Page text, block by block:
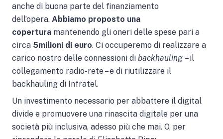
anche di buona parte del finanziamento
dell’opera. Abbiamo proposto una
copertura mantenendo gli oneri delle spese pari a
circa 5milioni di euro. Ci occuperemo di realizzare a
carico nostro delle connessioni di backhauling – il
collegamento radio-rete – e di riutilizzare il
backhauling di Infratel.
Un investimento necessario per abbattere il digital
divide e promuovere una rinascita digitale per una
società più inclusiva, adesso più che mai. O, per